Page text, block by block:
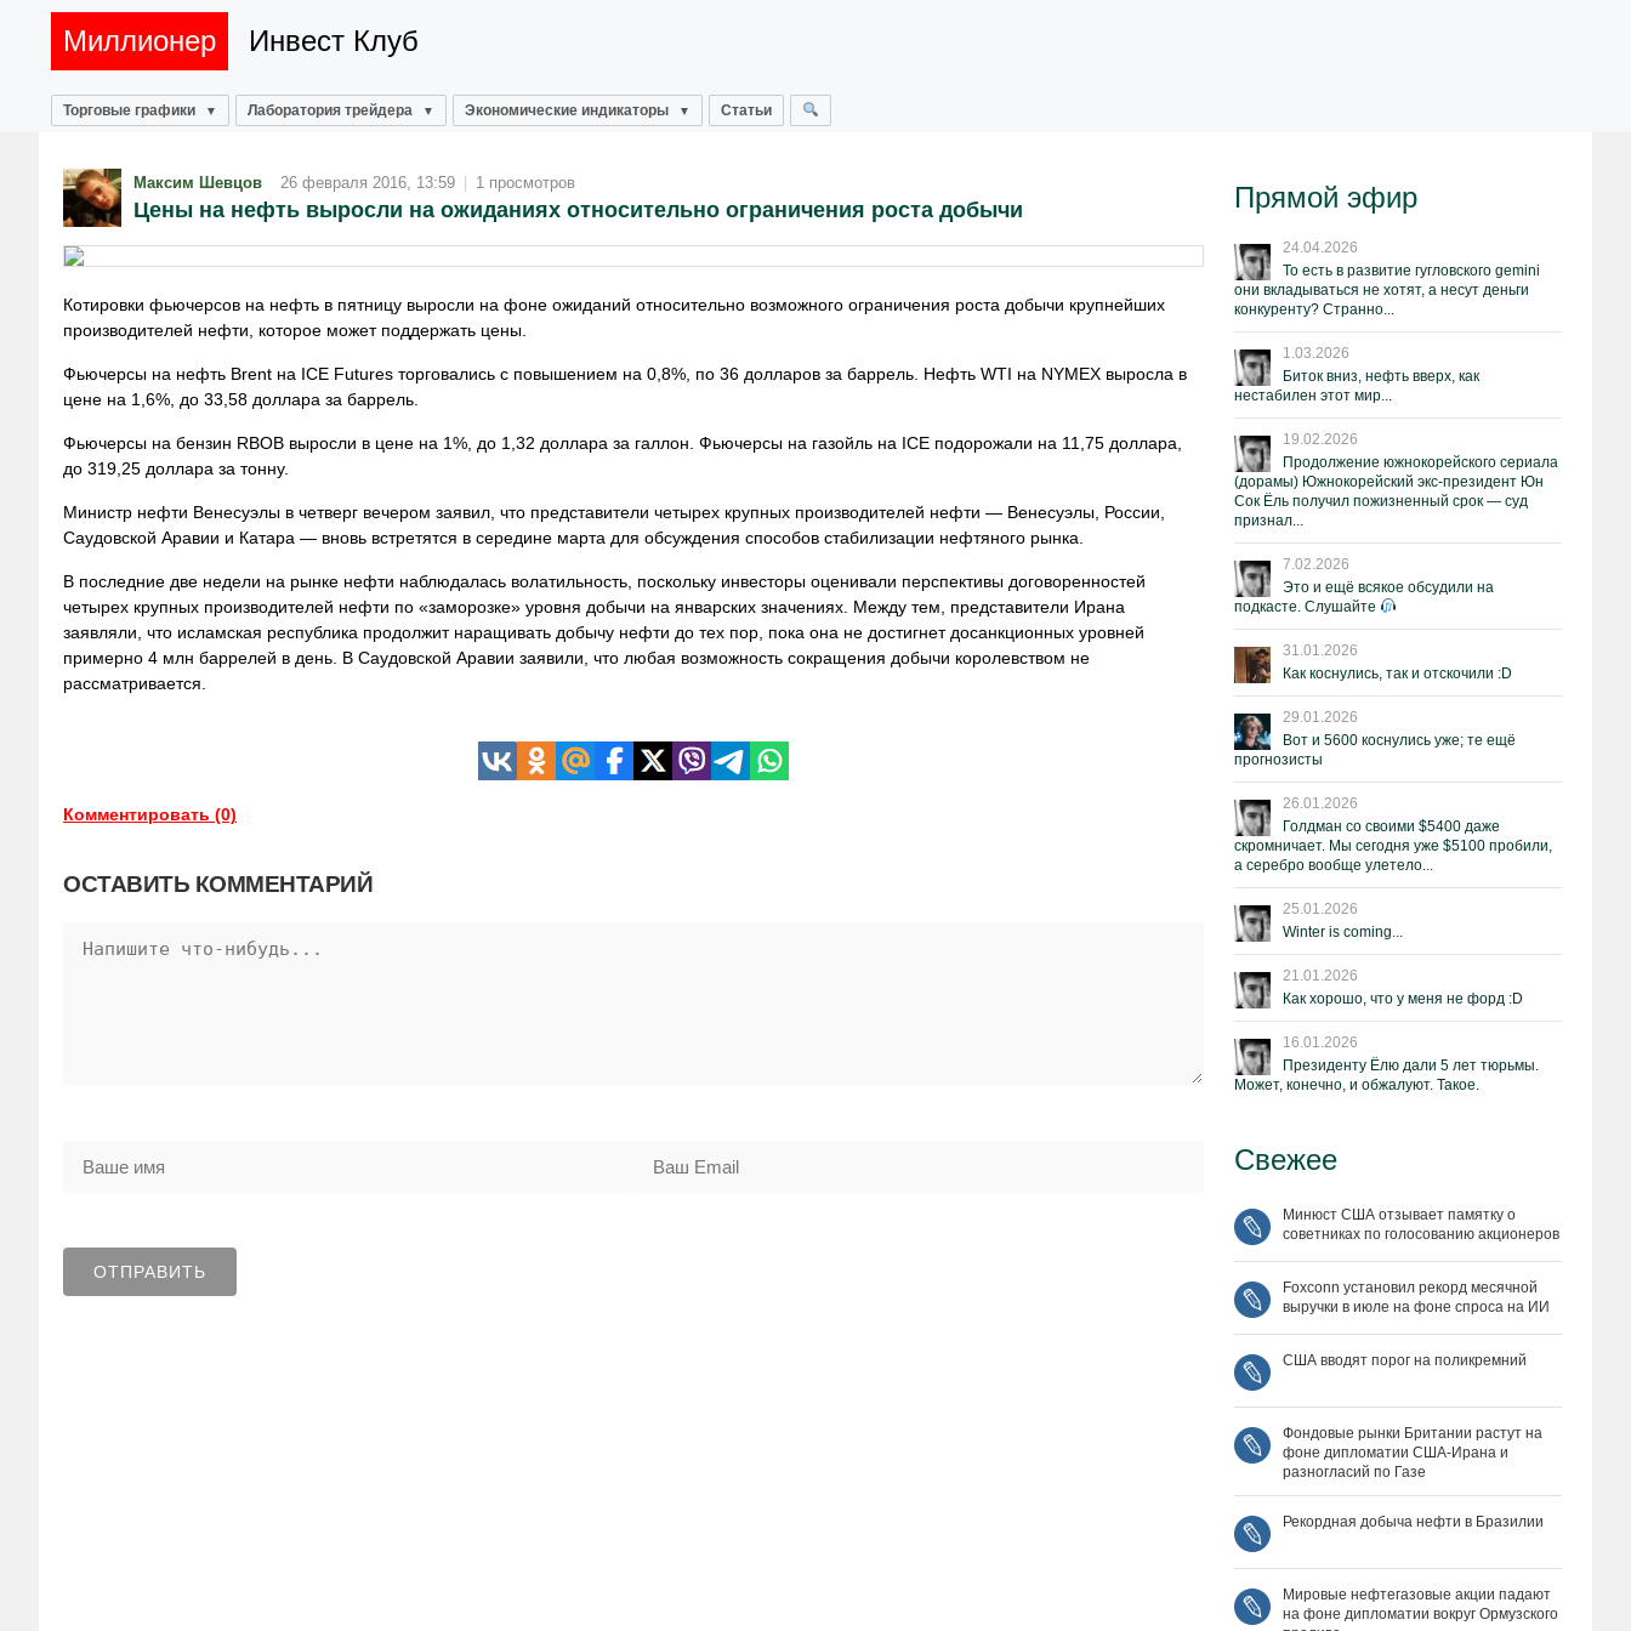
Миллионер Инвест Клуб
Торговые графики Лаборатория трейдера Экономические индикаторы Статьи
Максим Шевцов 26 февраля 2016, 13:59 | 1 просмотров
Цены на нефть выросли на ожиданиях относительно ограничения роста добычи
Котировки фьючерсов на нефть в пятницу выросли на фоне ожиданий относительно возможного ограничения роста добычи крупнейших
производителей нефти, которое может поддержать цены.
Фьючерсы на нефть Brent на ICE Futures торговались с повышением на 0,8%, по 36 долларов за баррель. Нефть WTI на NYMEX выросла в
цене на 1,6%, до 33,58 доллара за баррель.
Фьючерсы на бензин RBOB выросли в цене на 1%, до 1,32 доллара за галлон. Фьючерсы на газойль на ICE подорожали на 11,75 доллара,
до 319,25 доллара за тонну.
Министр нефти Венесуэлы в четверг вечером заявил, что представители четырех крупных производителей нефти — Венесуэлы, России,
Саудовской Аравии и Катара — вновь встретятся в середине марта для обсуждения способов стабилизации нефтяного рынка.
В последние две недели на рынке нефти наблюдалась волатильность, поскольку инвесторы оценивали перспективы договоренностей
четырех крупных производителей нефти по «заморозке» уровня добычи на январских значениях. Между тем, представители Ирана
заявляли, что исламская республика продолжит наращивать добычу нефти до тех пор, пока она не достигнет досанкционных уровней
примерно 4 млн баррелей в день. В Саудовской Аравии заявили, что любая возможность сокращения добычи королевством не
рассматривается.
Комментировать (0)
ОСТАВИТЬ КОММЕНТАРИЙ
Прямой эфир
24.04.2026
То есть в развитие гугловского gemini
они вкладываться не хотят, а несут деньги
конкуренту? Странно...
1.03.2026
Биток вниз, нефть вверх, как
нестабилен этот мир...
19.02.2026
Продолжение южнокорейского сериала
(дорамы) Южнокорейский экс-президент Юн
Сок Ёль получил пожизненный срок — суд
признал...
7.02.2026
Это и ещё всякое обсудили на
подкасте. Слушайте
31.01.2026
Как коснулись, так и отскочили :D
29.01.2026
Вот и 5600 коснулись уже; те ещё
прогнозисты
26.01.2026
Голдман со своими $5400 даже
скромничает. Мы сегодня уже $5100 пробили,
а серебро вообще улетело...
25.01.2026
Winter is coming...
21.01.2026
Как хорошо, что у меня не форд :D
16.01.2026
Президенту Ёлю дали 5 лет тюрьмы.
Может, конечно, и обжалуют. Такое.
Свежее
Минюст США отзывает памятку о
советниках по голосованию акционеров
Foxconn установил рекорд месячной
выручки в июле на фоне спроса на ИИ
США вводят порог на поликремний
Фондовые рынки Британии растут на
фоне дипломатии США‑Ирана и
разногласий по Газе
Рекордная добыча нефти в Бразилии
Мировые нефтегазовые акции падают
на фоне дипломатии вокруг Ормузского